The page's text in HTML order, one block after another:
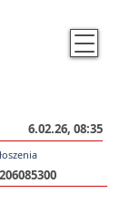
6.02.26, 08:35